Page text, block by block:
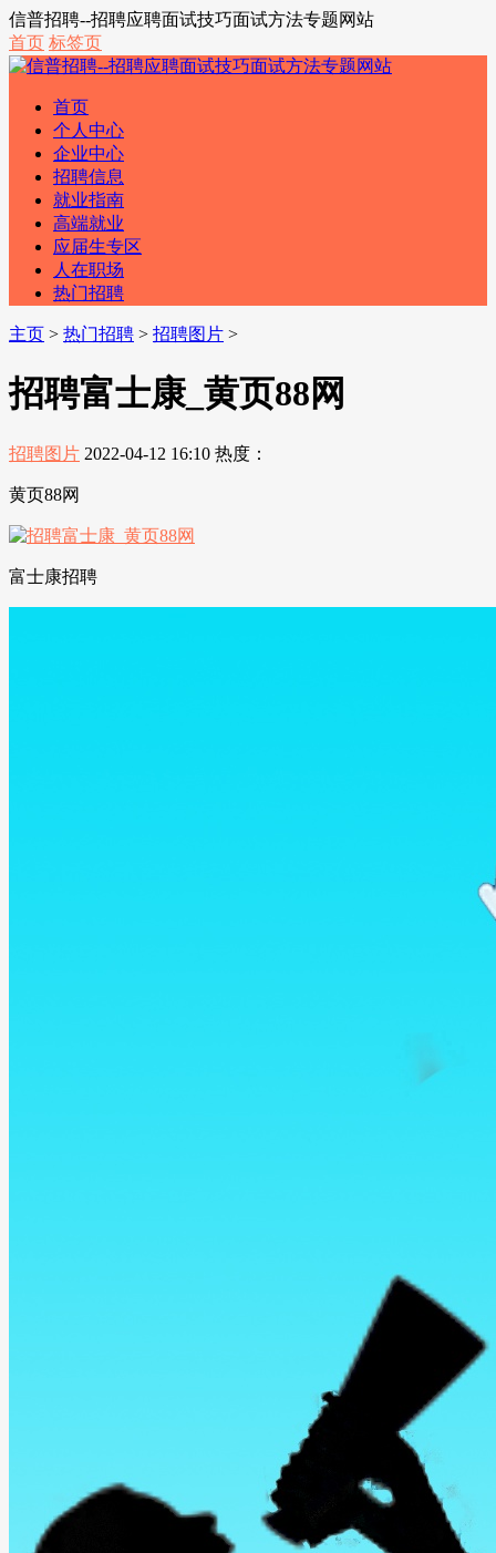
信普招聘--招聘应聘面试技巧面试方法专题网站
首页 标签页
首页
个人中心
企业中心
招聘信息
就业指南
高端就业
应届生专区
人在职场
热门招聘
主页 > 热门招聘 > 招聘图片 >
招聘富士康_黄页88网
招聘图片 2022-04-12 16:10 热度：
黄页88网
富士康招聘